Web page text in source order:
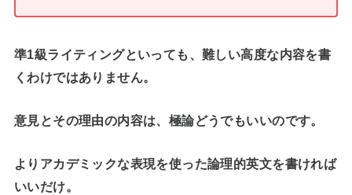
準1級ライティングといっても、難しい高度な内容を書
くわけではありません。
意見とその理由の内容は、極論どうでもいいのです。
よりアカデミックな表現を使った論理的英文を書ければ
いいだけ。